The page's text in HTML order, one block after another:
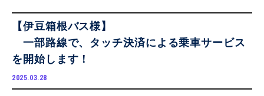
【伊豆箱根バス様】
一部路線で、タッチ決済による乗車サービス
を開始します！
2025.03.28